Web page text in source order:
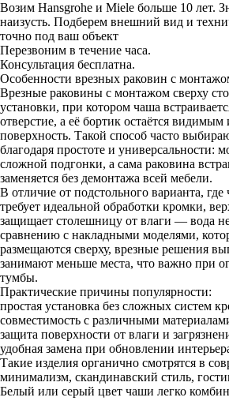
Возим Hansgrohe и Miele больше 10 лет.
наизусть. Подберем внешний вид и
точно под ваш объект
Перезвоним в течение часа.
Консультация бесплатна.
Особенности врезных раковин с
Врезные раковины с монтажом сверху
установки, при котором чаша
отверстие, а её бортик остаётся видимым
поверхность. Такой способ часто
благодаря простоте и универсальности:
сложной подгонки, а сама раковина
заменяется без демонтажа всей мебели.
В отличие от подстольного варианта,
требует идеальной обработки кромки,
защищает столешницу от влаги — вода
сравнению с накладными моделями,
размещаются сверху, врезные решения
занимают меньше места, что важно при
тумбы.
Практические причины популярности:
простая установка без сложных систем
совместимость с различными
защита поверхности от влаги и
удобная замена при обновлении
Такие изделия органично смотрятся в
минимализм, скандинавский стиль,
Белый или серый цвет чаши легко